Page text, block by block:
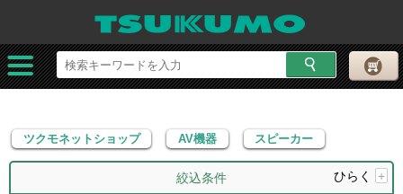
ツクモネットショップ AV機器
ツクモネットショップ AV機器 スピーカー
絞込条件 ひらく +